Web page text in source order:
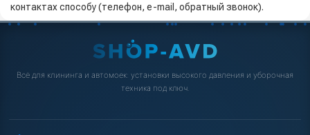
контактах способу (телефон, e-mail, обратный звонок).
Всё для клининга и автомоек: установки высокого давления и уборочная
техника под ключ.